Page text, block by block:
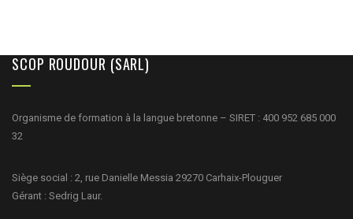
SCOP ROUDOUR (SARL)
Organisme de formation à la langue bretonne – SIRET : 400 952 685 000
32
Siège social : 2, rue Danielle Messia 29270 Carhaix-Plouguer
Gérant : Sedrig Laur.